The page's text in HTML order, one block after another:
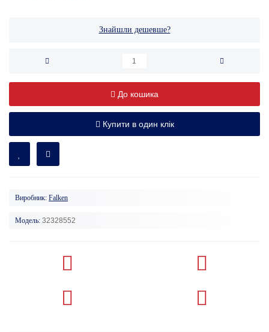
Знайшли дешевше?
До кошика
Купити в один клік
Виробник: Falken
Модель: 32328552